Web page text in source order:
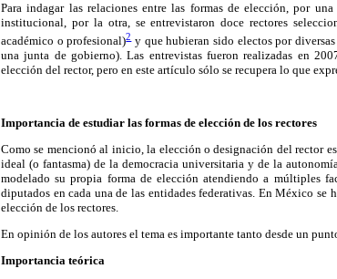
Para indagar las relaciones entre las formas de elección, por
institucional, por la otra, se entrevistaron doce rectores
académico o profesional)2y que hubieran sido electos por
una junta de gobierno). Las entrevistas fueron realizadas en
elección del rector, pero en este artículo sólo se recupera lo que
Importancia de estudiar las formas de elección de los rectores
Como se mencionó al inicio, la elección o designación del rector
ideal (o fantasma) de la democracia universitaria y de la
modelado su propia forma de elección atendiendo a múltiples
diputados en cada una de las entidades federativas. En México se
elección de los rectores.
En opinión de los autores el tema es importante tanto desde un
Importancia teórica